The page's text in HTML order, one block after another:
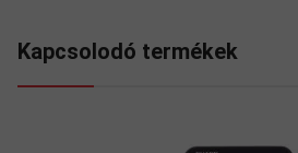
Kapcsolodó termékek